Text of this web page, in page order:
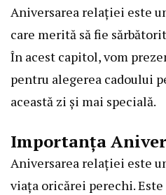
Aniversarea relației este
care merită să fie
În acest capitol, vom
pentru alegerea cadoului
această zi și mai specială.
Importanța
Aniversarea relației este
viața oricărei perechi.